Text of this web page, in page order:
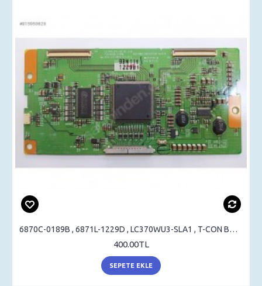
6870C-0189B , 6871L-1229D , LC370WU3-SLA1 , T-CON BOARD
400.00TL
SEPETE EKLE